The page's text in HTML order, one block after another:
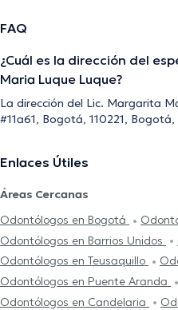
FAQ
¿Cuál es la dirección del
Maria Luque Luque?
La dirección del Lic. Margarita
#11a61, Bogotá, 110221,
Enlaces Útiles
Áreas Cercanas
Odontólogos en Bogotá
Odontólogos en Barrios Unidos
Odontólogos en Teusaquillo
Odontólogos en Puente Aranda
Odontólogos en Candelaria